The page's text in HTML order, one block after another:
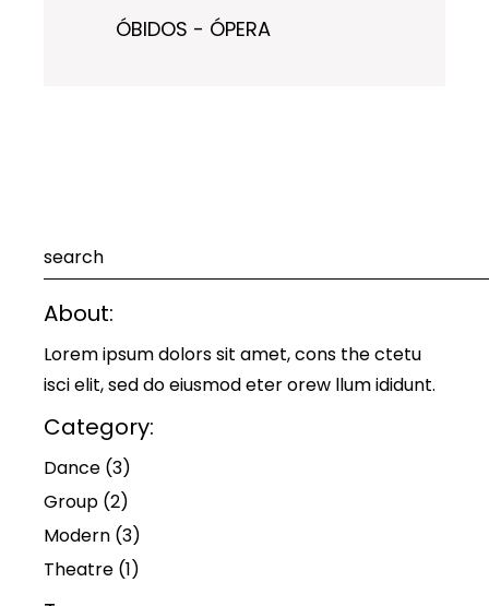
ÓBIDOS - ÓPERA
Pesquisar
About:
Lorem ipsum dolors sit amet, cons the ctetu
isci elit, sed do eiusmod eter orew llum ididunt.
Category:
Dance (3)
Group (2)
Modern (3)
Theatre (1)